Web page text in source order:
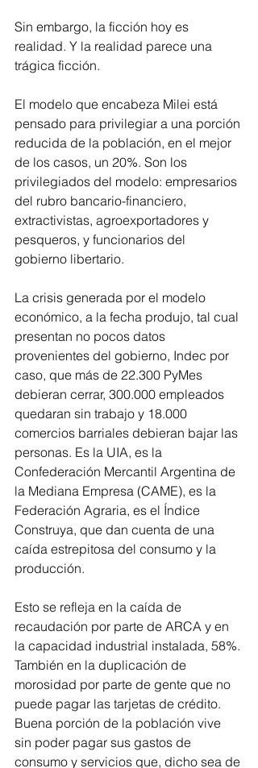
Sin embargo, la ficción hoy es
realidad. Y la realidad parece una
trágica ficción.
El modelo que encabeza Milei está
pensado para privilegiar a una porción
reducida de la población, en el mejor
de los casos, un 20%. Son los
privilegiados del modelo: empresarios
del rubro bancario-financiero,
extractivistas, agroexportadores y
pesqueros, y funcionarios del
gobierno libertario.
La crisis generada por el modelo
económico, a la fecha produjo, tal cual
presentan no pocos datos
provenientes del gobierno, Indec por
caso, que más de 22.300 PyMes
debieran cerrar, 300.000 empleados
quedaran sin trabajo y 18.000
comercios barriales debieran bajar las
personas. Es la UIA, es la
Confederación Mercantil Argentina de
la Mediana Empresa (CAME), es la
Federación Agraria, es el Índice
Construya, que dan cuenta de una
caída estrepitosa del consumo y la
producción.
Esto se refleja en la caída de
recaudación por parte de ARCA y en
la capacidad industrial instalada, 58%.
También en la duplicación de
morosidad por parte de gente que no
puede pagar las tarjetas de crédito.
Buena porción de la población vive
sin poder pagar sus gastos de
consumo y servicios que, dicho sea de